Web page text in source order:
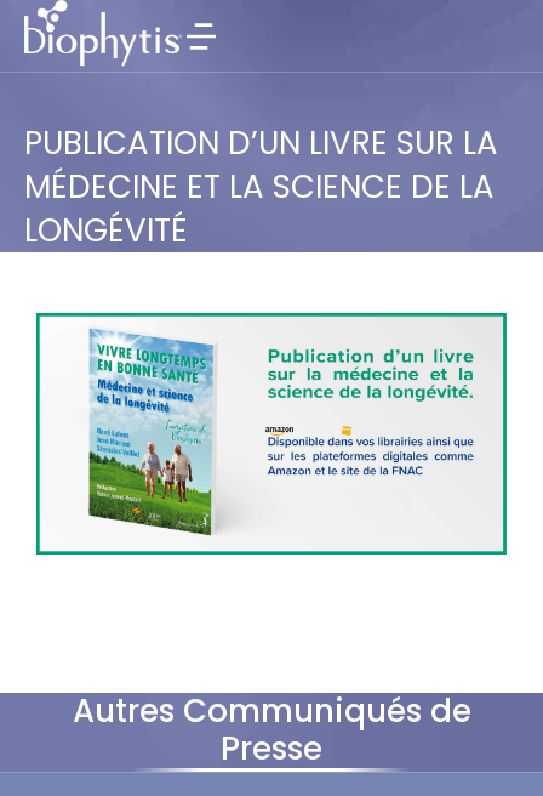
PUBLICATION D’UN LIVRE SUR LA
MÉDECINE ET LA SCIENCE DE LA
LONGÉVITÉ
Autres Communiqués de
Presse